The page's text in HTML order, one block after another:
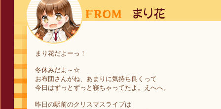
まり花だよーっ！
冬休みだよ～☆
お布団さんがね、あまりに気持ち良くって
今日はずっとずっと寝ちゃってたよ。えへへ。
昨日の駅前のクリスマスライブは